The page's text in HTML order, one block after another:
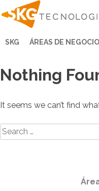
Skip
to
content
SKG ÁREAS DE NEGOCIO
Nothing
It seems we can’t find
Search
for: